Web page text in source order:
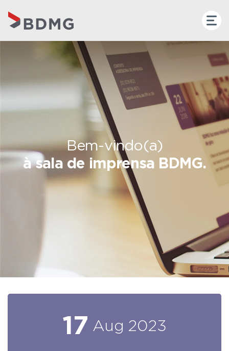
Bem-vindo(a)
à sala de imprensa BDMG.
17 Aug 2023